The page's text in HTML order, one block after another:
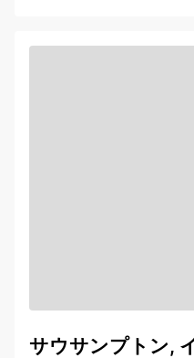
サウサンプトン,